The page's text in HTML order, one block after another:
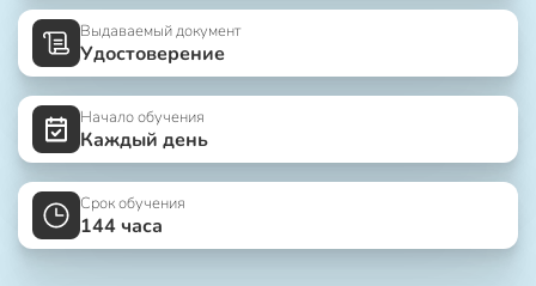
Выдаваемый документ
Удостоверение
Начало обучения
Каждый день
Срок обучения
144 часа